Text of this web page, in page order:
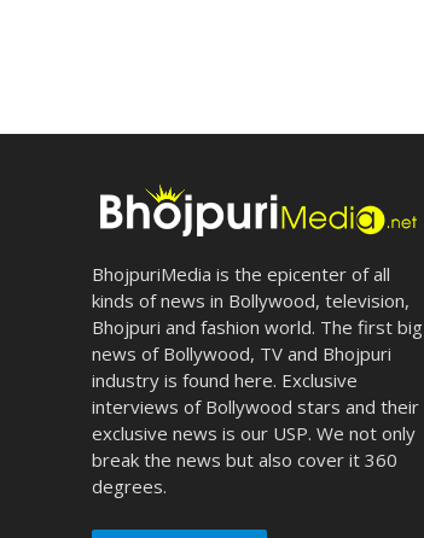
BhojpuriMedia is the epicenter of all
kinds of news in Bollywood, television,
Bhojpuri and fashion world. The first big
news of Bollywood, TV and Bhojpuri
industry is found here. Exclusive
interviews of Bollywood stars and their
exclusive news is our USP. We not only
break the news but also cover it 360
degrees.